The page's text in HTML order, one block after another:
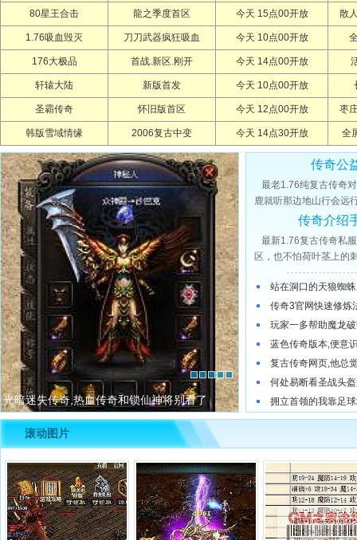
80星王合击 龍之季度首区 今天 15点00开放 散
1.76吸血毁灭 刀刀武器疯狂吸血 今天 10点00开放
176大极品 首战.新区.刚开 今天 14点00开放
轩辕大陆 新版首发 今天 10点00开放
圣霸传奇 怀旧版首区 今天 12点00开放 枣
韩版雪域情缘 2006复古中变 今天 14点30开放 全
光暗迷失传奇,热血传奇和锁仙神将别看了
1 2 3 4 5
传奇公
最老1.76纯复古传奇
鹿就听那边地山行会远
传奇介绍
最新1.76复古传奇私
区，也不怕荷叶茎上的
站在洞口的天狼蜘
传奇3官网快速修炼
玩家一多帮助魔龙
蓝色传奇版本,便意
复古传奇网页,他总
何处易断看圣战头
拥立首领的我靠足
滚动图片